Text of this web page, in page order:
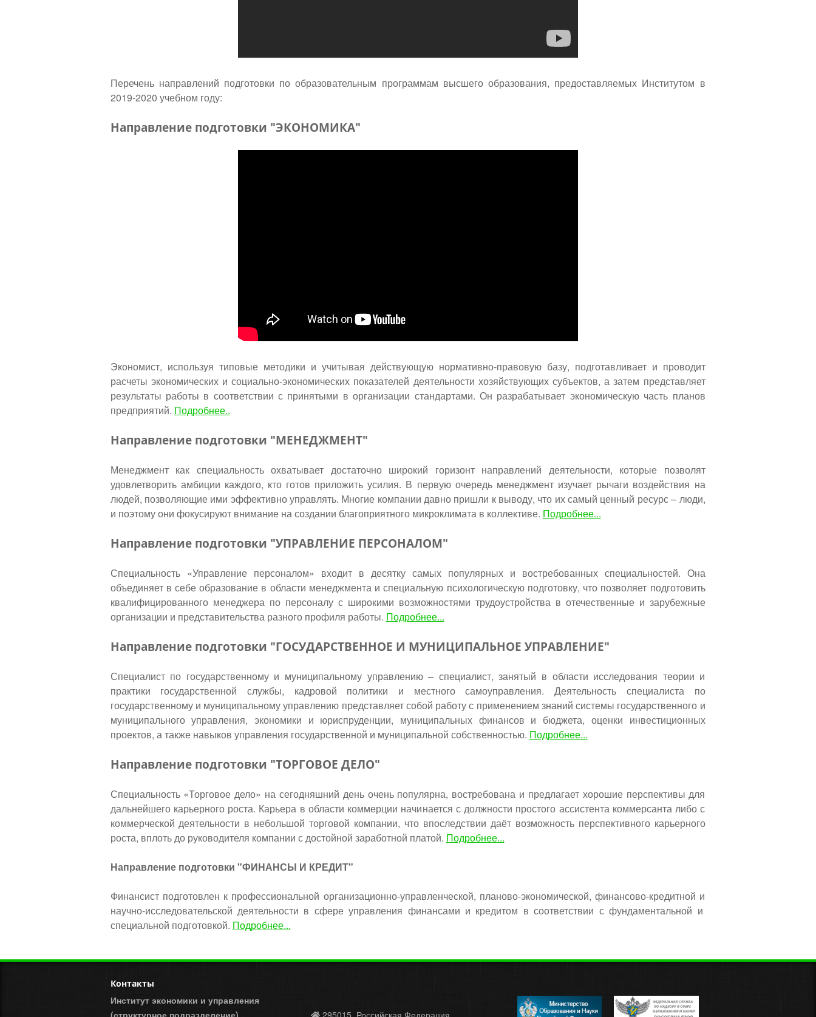
Перечень направлений подготовки по образовательным программам высшего образования, предоставляемых Институтом в
2019-2020 учебном году:
Направление подготовки "ЭКОНОМИКА"
Экономист, используя типовые методики и учитывая действующую нормативно-правовую базу, подготавливает и проводит
расчеты экономических и социально-экономических показателей деятельности хозяйствующих субъектов, а затем представляет
результаты работы в соответствии с принятыми в организации стандартами. Он разрабатывает экономическую часть планов
предприятий. Подробнее..
Направление подготовки "МЕНЕДЖМЕНТ"
Менеджмент как специальность охватывает достаточно широкий горизонт направлений деятельности, которые позволят
удовлетворить амбиции каждого, кто готов приложить усилия. В первую очередь менеджмент изучает рычаги воздействия на
людей, позволяющие ими эффективно управлять. Многие компании давно пришли к выводу, что их самый ценный ресурс – люди,
и поэтому они фокусируют внимание на создании благоприятного микроклимата в коллективе. Подробнее...
Направление подготовки "УПРАВЛЕНИЕ ПЕРСОНАЛОМ"
Специальность «Управление персоналом» входит в десятку самых популярных и востребованных специальностей. Она
объединяет в себе образование в области менеджмента и специальную психологическую подготовку, что позволяет подготовить
квалифицированного менеджера по персоналу с широкими возможностями трудоустройства в отечественные и зарубежные
организации и представительства разного профиля работы. Подробнее...
Направление подготовки "ГОСУДАРСТВЕННОЕ И МУНИЦИПАЛЬНОЕ УПРАВЛЕНИЕ"
Специалист по государственному и муниципальному управлению – специалист, занятый в области исследования теории и
практики государственной службы, кадровой политики и местного самоуправления. Деятельность специалиста по
государственному и муниципальному управлению представляет собой работу с применением знаний системы государственного и
муниципального управления, экономики и юриспруденции, муниципальных финансов и бюджета, оценки инвестиционных
проектов, а также навыков управления государственной и муниципальной собственностью. Подробнее...
Направление подготовки "ТОРГОВОЕ ДЕЛО"
Специальность «Торговое дело» на сегодняшний день очень популярна, востребована и предлагает хорошие перспективы для
дальнейшего карьерного роста. Карьера в области коммерции начинается с должности простого ассистента коммерсанта либо с
коммерческой деятельности в небольшой торговой компании, что впоследствии даёт возможность перспективного карьерного
роста, вплоть до руководителя компании с достойной заработной платой. Подробнее...
Направление подготовки "ФИНАНСЫ И КРЕДИТ"
Финансист подготовлен к профессиональной организационно-управленческой, планово-экономической, финансово-кредитной и
научно-исследовательской деятельности в сфере управления финансами и кредитом в соответствии с фундаментальной и
специальной подготовкой. Подробнее...
Контакты
Институт экономики и управления
(структурное подразделение)
295015, Российская Федерация,